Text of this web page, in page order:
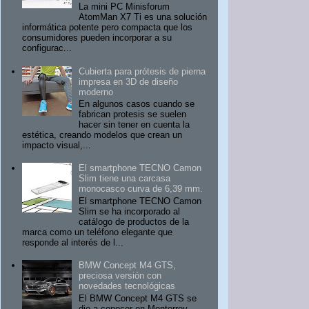
La mini PC Minisforum
AtomMan X7 Ti es una solución
informática potente pero compacta que los
consumidores pueden incorporar a su
configurac...
Cubierta para prótesis de pierna
impresa en 3D de diseño
moderno
En algunos casos cuando se
fabrican protesis se suelen
hacer sin tener en cuenta la
estética, creando modelos que crean un
impacto visual,...
El smartphone TECNO Camon
Slim tiene una carcasa
monocasco curva de 6,39 mm.
El smartphone TECNO Camon
Slim se ha incorporado al
catálogo de productos de la
marca como un teléfono elegante que
responde al interés de l...
BMW Concept M4 GTS,
preciosa versión con
novedades tecnológicas
El BMW Concept M4 GTS se